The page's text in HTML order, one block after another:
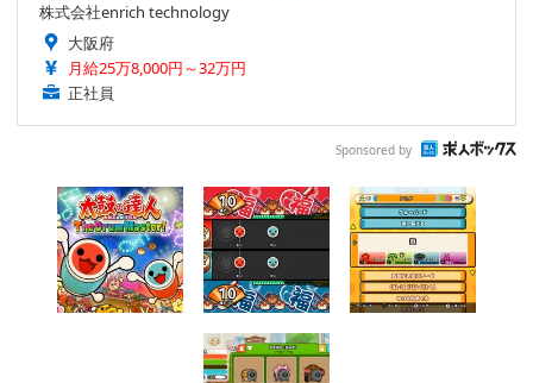
株式会社enrich technology
大阪府
月給25万8,000円～32万円
正社員
Sponsored by